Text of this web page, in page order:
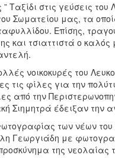
στις γεύσεις
Σωματείου μας, τα
Επίσης,
τσιαττιστά ο
νοικοκυρές του
φίλες για την
από την
Σιημητρά έδειξαν την
των νέων
Γεωργιάδη με
της νεολαίας